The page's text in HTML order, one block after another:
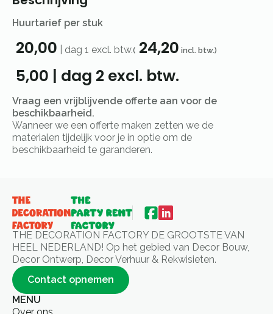
Huurtarief per stuk
20,00 dag 1 excl. btw.( 24,20 incl. btw.)
5,00 | dag 2 excl. btw.
Vraag een vrijblijvende offerte aan voor de
beschikbaarheid.
Wanneer we een offerte maken zetten we de
materialen tijdelijk voor je in optie om de
beschikbaarheid te garanderen.
THE DECORATION FACTORY DE GROOTSTE VAN
HEEL NEDERLAND! Op het gebied van Decor Bouw,
Decor Ontwerp, Decor Verhuur & Rekwisieten.
Contact opnemen
MENU